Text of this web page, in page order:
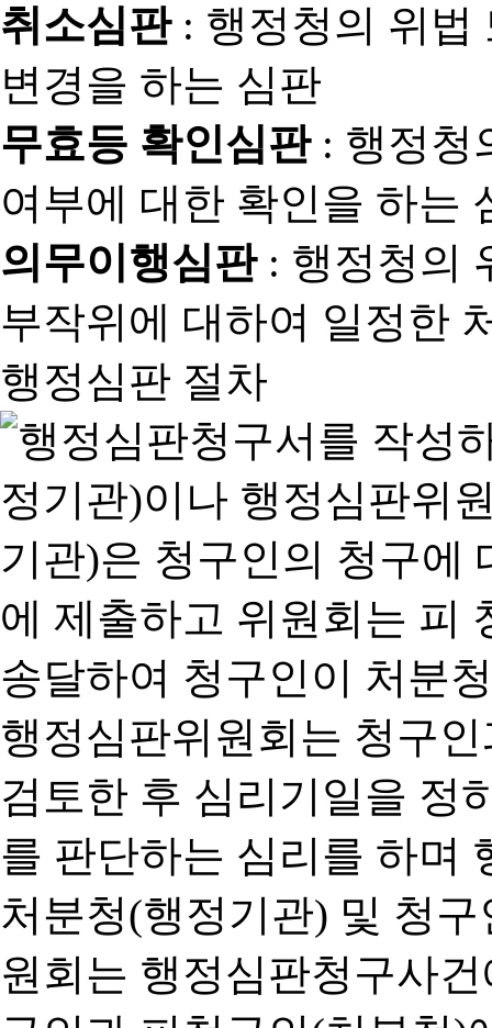
취소심판: 행정청의 위법
변경을 하는 심판
무효등 확인심판: 행정청
여부에 대한 확인을 하는
의무이행심판: 행정청의
부작위에 대하여 일정한
행정심판 절차